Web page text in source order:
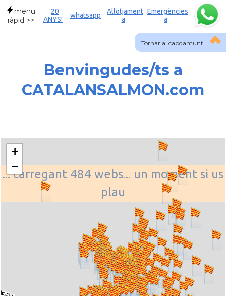
Tornar al capdamunt
menu
ràpid >>
20
ANYS!
whatsapp
Allotjament
a
Emergències
a
Benvingudes/ts a
CATALANSALMON.com
... carregant 484 webs... un moment si us
plau
+
−